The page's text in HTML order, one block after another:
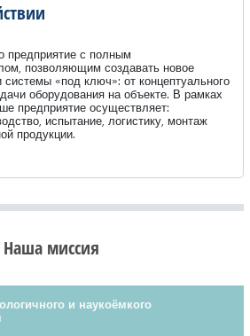
с полным
позволяющим создавать новое
системы «под ключ»: от концептуального
оборудования на объекте. В рамках
предприятие осуществляет:
испытание, логистику, монтаж
продукции.
Наша миссия
и наукоёмкого